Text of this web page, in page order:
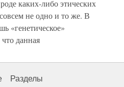
каких-либо этических
не одно и то же. В
«генетическое»
данная
Разделы